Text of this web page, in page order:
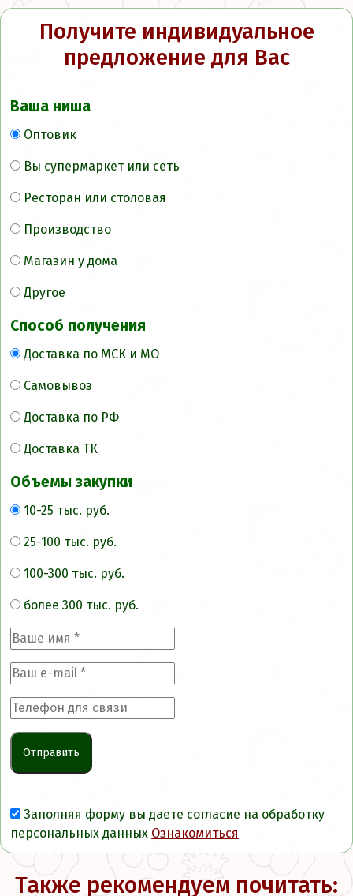
Получите индивидуальное
предложение для Вас
Ваша ниша
Оптовик
Вы супермаркет или сеть
Ресторан или столовая
Производство
Магазин у дома
Другое
Способ получения
Доставка по МСК и МО
Самовывоз
Доставка по РФ
Доставка ТК
Объемы закупки
10-25 тыс. руб.
25-100 тыс. руб.
100-300 тыс. руб.
более 300 тыс. руб.
Заполняя форму вы даете согласие на обработку
персональных данных Ознакомиться
Также рекомендуем почитать: